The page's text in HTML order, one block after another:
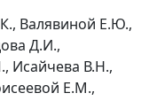
Валявиной Е.Ю.,
Д.И.,
Исайчева В.Н.,
Е.М.,